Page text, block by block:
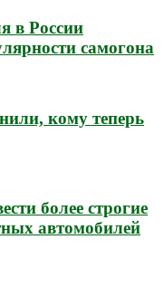
в России
самогона
кому теперь
более строгие
автомобилей